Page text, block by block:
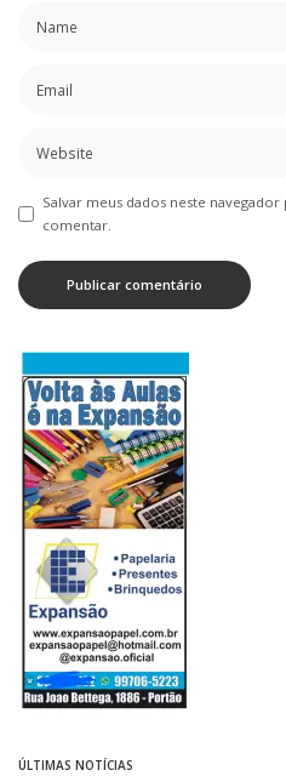
Salvar meus dados neste
comentar.
ÚLTIMAS NOTÍCIAS